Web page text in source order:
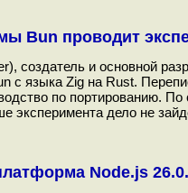
Bun проводит
создатель и основной
с языка Zig на Rust.
по портированию.
эксперимента дело не
Node.js